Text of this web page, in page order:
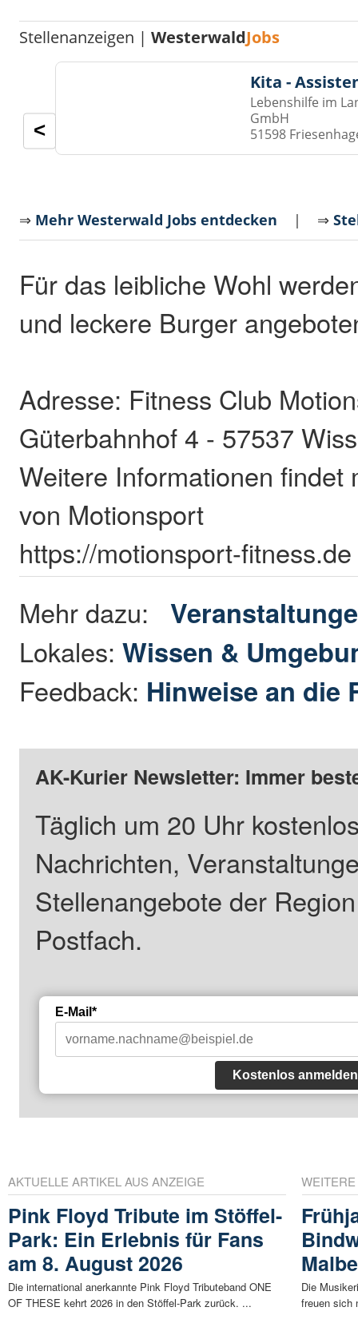
Stellenanzeigen |WesterwaldJobs
Kita -
Lebenshilfe im
GmbH
51598
<
⇒ Mehr Westerwald Jobs entdecken | ⇒
Für das leibliche Wohl
und leckere Burger
Adresse: Fitness Club
Güterbahnhof 4 - 57537
Weitere Informationen findet
von Motionsport
https://motionsport-
Mehr dazu:
Lokales:Wissen &
Feedback: Hinweise an die
AK-Kurier Newsletter: Immer
Täglich um 20 Uhr
Nachrichten,
Stellenangebote der
Postfach.
E-Mail*
Kostenlos anmelden
AKTUELLE ARTIKEL AUS ANZEIGE
Pink Floyd Tribute im Stöffel-
Park: Ein Erlebnis für Fans
am 8. August 2026
Die international anerkannte Pink Floyd Tributeband ONE
OF THESE kehrt 2026 in den Stöffel-Park zurück. ...
Die
freuen sich